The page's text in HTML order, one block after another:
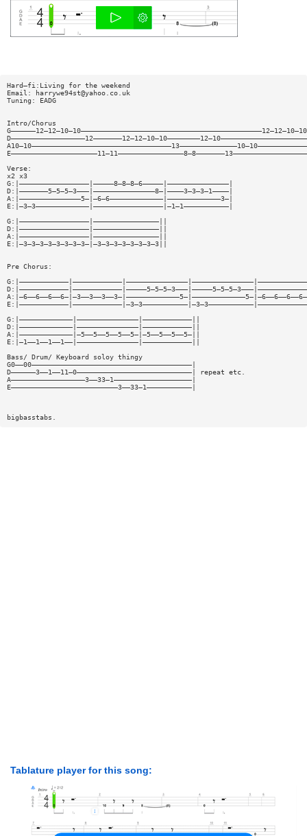
Hard—fi:Living for the weekend
Email:
harrywe94st@yahoo.co.uk
Tuning: EADG
Intro/Chorus
Verse:
x2 x3
G:|—————————————————|—————8—8—8—6—————|———————————————|
D:|———————5—5—5—3———|———————————————8—|————3—3—3—1————|
A:|———————————————5—|—6—6—————————————|—————————————3—|
E:|—3—3—————————————|—————————————————|—1—1———————————|
G:|—————————————————|————————————————||
D:|—————————————————|————————————————||
A:|—————————————————|————————————————||
E:|—3—3—3—3—3—3—3—3—|—3—3—3—3—3—3—3—3||
Pre Chorus:
G:|—————————————|———————————————|————————————||
D:|—————————————|———————————————|————————————||
A:|—————————————|—5——5——5——5——5—|—5——5——5——5—||
E:|—1——1——1——1——|———————————————|————————————||
Bass/ Drum/ Keyboard soloy thingy
G0——00———————————————————————————————————————|
D——————3——1——11—0————————————————————————————| repeat etc.
A——————————————————3——33—1———————————————————|
E——————————————————————————3——33—1———————————|
bigbasstabs.
Tablature player for this song: